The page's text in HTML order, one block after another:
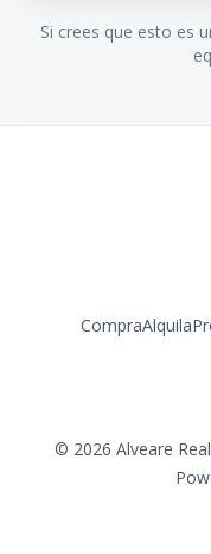
Si crees que esto es
CompraAlquila
© 2026 Alveare